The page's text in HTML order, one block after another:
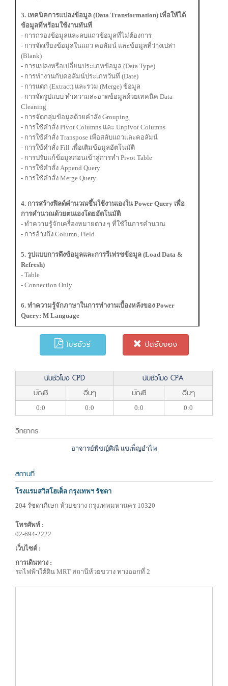
3. เทคนิคการแปลงข้อมูล (Data Transformation) เพื่อให้ได้
ข้อมูลที่พร้อมใช้งานทันที
- การกรองข้อมูลและลบแถวข้อมูลที่ไม่ต้องการ
- การจัดเรียงข้อมูลในแถว คอลัมน์ และข้อมูลที่ว่างเปล่า
(Blank)
- การแปลงหรือเปลี่ยนประเภทข้อมูล (Data Type)
- การทำงานกับคอลัมน์ประเภทวันที่ (Date)
- การแตก (Extract) และรวม (Merge) ข้อมูล
- การจัดรูปแบบ ทำความสะอาดข้อมูลด้วยเทคนิค Data
Cleaning
- การจัดกลุ่มข้อมูลด้วยคำสั่ง Grouping
- การใช้คำสั่ง Pivot Columns และ Unpivot Columns
- การใช้คำสั่ง Transpose เพื่อสลับแถวและคอลัมน์
- การใช้คำสั่ง Fill เพื่อเติมข้อมูลอัตโนมัติ
- การปรับแก้ข้อมูลก่อนเข้าสู่การทำ Pivot Table
- การใช้คำสั่ง Append Query
- การใช้คำสั่ง Merge Query
4. การสร้างฟิลด์คำนวณขึ้นใช้งานเองใน Power Query เพื่อ
การคำนวณด้วยตนเองโดยอัตโนมัติ
- ทำความรู้จักเครื่องหมายต่าง ๆ ที่ใช้ในการคำนวณ
- การอ้างถึง Column, Field
5. รูปแบบการดึงข้อมูลและการรีเฟรชข้อมูล (Load Data &
Refresh)
- Table
- Connection Only
6. ทำความรู้จักภาษาในการทำงานเบื้องหลังของ Power
Query: M Language
โบรชัวร์ ปิดรับจอง
นับชั่วโมง CPD
นับชั่วโมง CPA
บัญชี
อื่นๆ บัญชี อื่นๆ
0:0 0:0 0:0 0:0
วิทยากร
อาจารย์พิชญ์ศิณี แขเพ็ญอำไพ
สถานที่
โรงแรมสวิสโฮเต็ล กรุงเทพฯ รัชดา
204 รัชดาภิเษก ห้วยขวาง กรุงเทพมหานคร 10320
โทรศัพท์ :
02-694-2222
เว็บไซต์ :
การเดินทาง :
รถไฟฟ้าใต้ดิน MRT สถานีห้วยขวาง ทางออกที่ 2